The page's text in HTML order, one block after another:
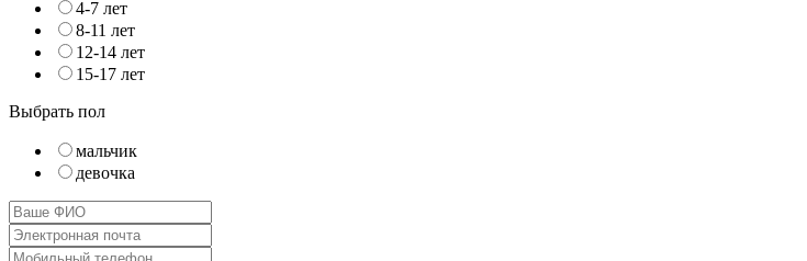
4-7 лет
8-11 лет
12-14 лет
15-17 лет
Выбрать пол
мальчик
девочка